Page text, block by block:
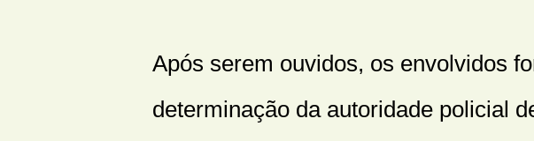
Após serem ouvidos, os envolvidos
determinação da autoridade policial